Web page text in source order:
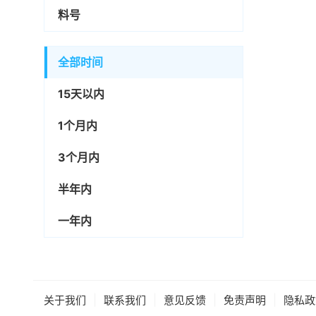
料号
全部时间
15天以内
1个月内
3个月内
半年内
一年内
关于我们 联系我们 意见反馈 免责声明 隐私